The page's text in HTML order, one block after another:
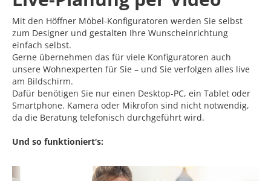
Mit den Höffner Möbel-Konfiguratoren werden Sie selbst
zum Designer und gestalten Ihre Wunscheinrichtung
einfach selbst.
Gerne übernehmen das für viele Konfiguratoren auch
unsere Wohnexperten für Sie – und Sie verfolgen alles live
am Bildschirm.
Dafür benötigen Sie nur einen Desktop-PC, ein Tablet oder
Smartphone. Kamera oder Mikrofon sind nicht notwendig,
da die Beratung telefonisch durchgeführt wird.
Und so funktioniert‘s: